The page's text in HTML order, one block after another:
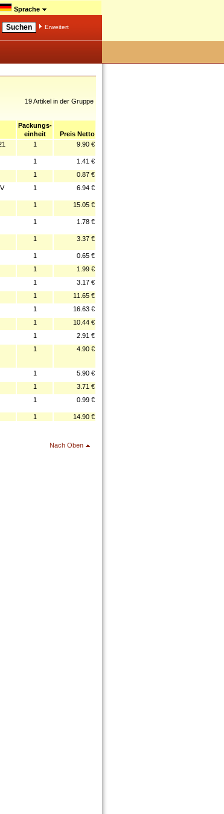
Sprache
Erweitert
19 Artikel in der Gruppe
Packungs-
einheit
Preis Netto
1 9.90 €
1
1.41 €
1
0.87 €
1 6.94 €
1 15.05 €
1 1.78 €
1 3.37 €
1
0.65 €
1
1.99 €
1
3.17 €
1
11.65 €
1
16.63 €
1
10.44 €
1
2.91 €
1 4.90 €
1
5.90 €
1
3.71 €
1 0.99 €
1 14.90 €
Nach Oben